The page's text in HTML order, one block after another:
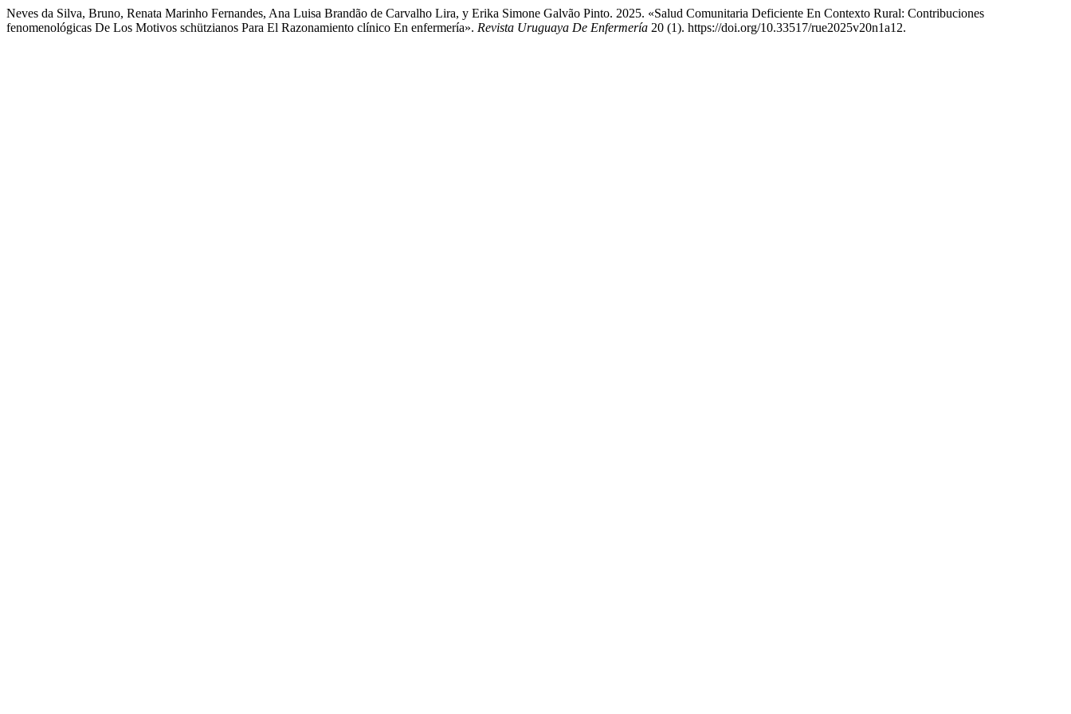
Neves da Silva, Bruno, Renata Marinho Fernandes, Ana Luisa Brandão de Carvalho Lira, y Erika Simone Galvão Pinto. 2025. «Salud Comunitaria Deficiente En Contexto Rural: Contribuciones
fenomenológicas De Los Motivos schützianos Para El Razonamiento clínico En enfermería». Revista Uruguaya De Enfermería 20 (1). https://doi.org/10.33517/rue2025v20n1a12.